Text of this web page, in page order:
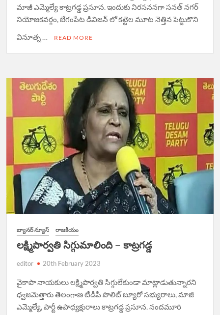
మాజీ ఎమ్మెల్యే కాట్రగడ్డ ప్రసూన. ఇందుకు నిరసననగా సనత్ నగర్
నియోజకవర్గం, బేగంపేట డివిజన్ లో కట్టెల మూట నెత్తిన పెట్టుకొని
వినూత్న …
READ MORE
బ్యానర్ న్యూస్ రాజకీయం
లక్ష్మిపార్వతి సిగ్గుమాలింది – కాట్రగడ్డ
editor 20th February 2023
వైకాపా నాయకులు లక్ష్మిపార్వతి సిగ్గులేకుండా మాట్లాడుతున్నారని
ధ్వజమెత్తారు తెలంగాణ టీడీపీ పొలిట్ బ్యూరో సభ్యురాలు, మాజీ
ఎమ్మెల్యే, పార్టీ ఉపాధ్యక్షురాలు కాట్రగడ్డ ప్రసూన. నందమూరి